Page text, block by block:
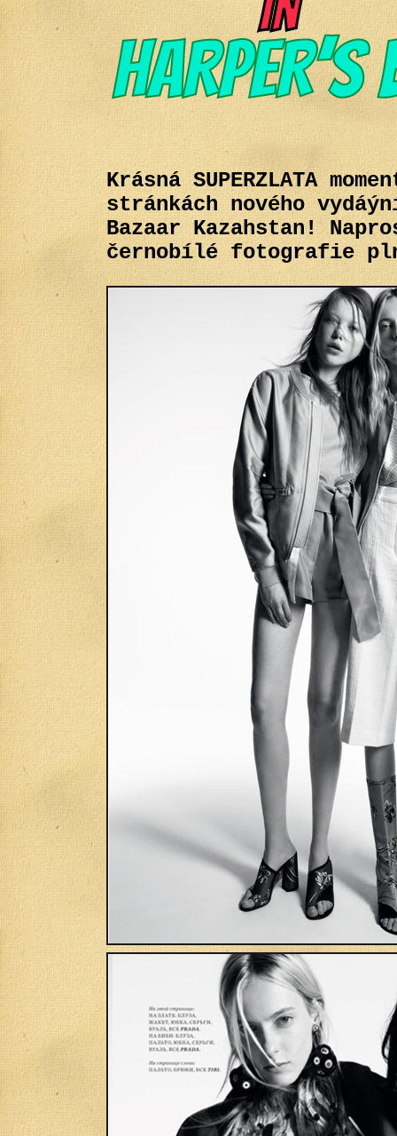
Krásná SUPERZLATA
stránkách nového
Bazaar Kazahstan!
černobílé fotografie